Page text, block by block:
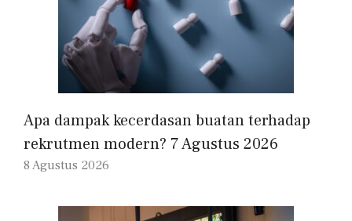
Apa dampak kecerdasan buatan terhadap
rekrutmen modern? 7 Agustus 2026
8 Agustus 2026